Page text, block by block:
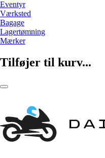
Eventyr
Værksted
Bagage
Lagertømning
Mærker
Tilføjer til kurv...